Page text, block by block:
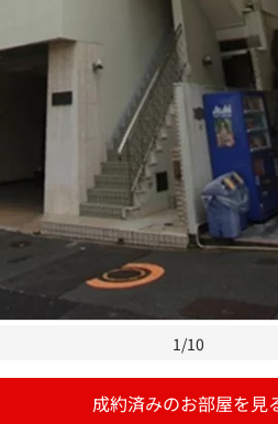
1/10
成約済みのお部屋を見